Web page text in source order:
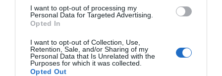
I want to opt-out of processing my
Personal Data for Targeted Advertising.
Opted In
I want to opt-out of Collection, Use,
Retention, Sale, and/or Sharing of my
Personal Data that Is Unrelated with the
Purposes for which it was collected.
Opted Out